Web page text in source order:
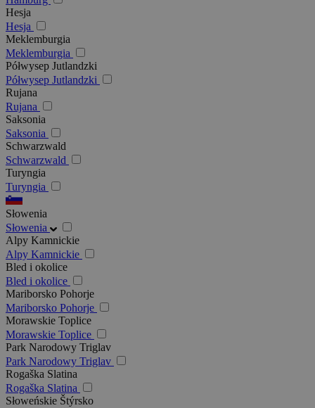
Hesja
Hesja
Meklemburgia
Meklemburgia
Półwysep Jutlandzki
Półwysep Jutlandzki
Rujana
Rujana
Saksonia
Saksonia
Schwarzwald
Schwarzwald
Turyngia
Turyngia
Słowenia
Słowenia
Alpy Kamnickie
Alpy Kamnickie
Bled i okolice
Bled i okolice
Mariborsko Pohorje
Mariborsko Pohorje
Morawskie Toplice
Morawskie Toplice
Park Narodowy Triglav
Park Narodowy Triglav
Rogaška Slatina
Rogaška Slatina
Słoweńskie Štýrsko